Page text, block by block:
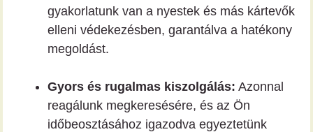
gyakorlatunk van a nyestek és más kártevők
elleni védekezésben, garantálva a hatékony
megoldást.
Gyors és rugalmas kiszolgálás: Azonnal
reagálunk megkeresésére, és az Ön
időbeosztásához igazodva egyeztetünk